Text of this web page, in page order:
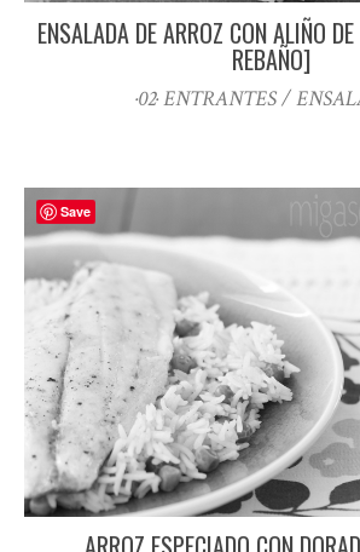
ENSALADA DE ARROZ CON ALIÑO
REBAÑO]
·02· ENTRANTES /
Save